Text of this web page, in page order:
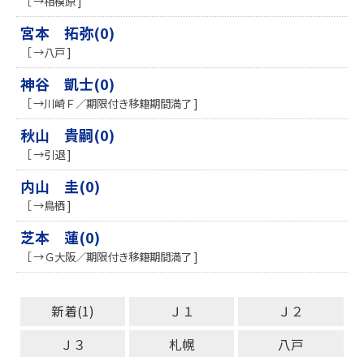
宮本 拓弥(0)
［ →八戸 ]
神谷 凱士(0)
［ →川崎Ｆ／期限付き移籍期間満了 ]
秋山 貴嗣(0)
［ →引退 ]
内山 圭(0)
［ →鳥栖 ]
芝本 蓮(0)
［ →Ｇ大阪／期限付き移籍期間満了 ]
新着(1) Ｊ１
Ｊ２
Ｊ３
札幌
八戸